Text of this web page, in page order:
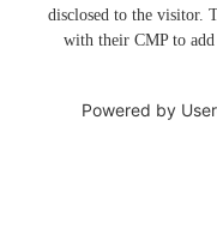
disclosed to the visitor.
with their CMP to
Powered by